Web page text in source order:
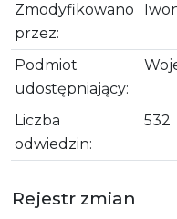
Zmodyfikowano
przez:
Podmiot
udostępniający:
Liczba
odwiedzin:
532
Rejestr zmian